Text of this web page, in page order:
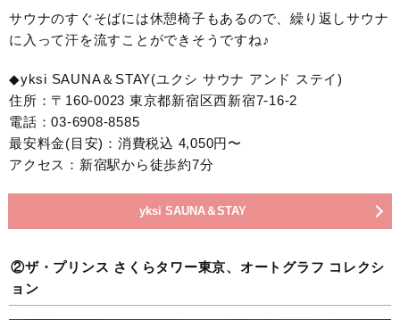
サウナのすぐそばには休憩椅子もあるので、繰り返しサウナ
に入って汗を流すことができそうですね♪
◆yksi SAUNA＆STAY(ユクシ サウナ アンド ステイ)
住所：〒160-0023 東京都新宿区西新宿7-16-2
電話：03-6908-8585
最安料金(目安)：消費税込 4,050円〜
アクセス：新宿駅から徒歩約7分
yksi SAUNA＆STAY
②ザ・プリンス さくらタワー東京、オートグラフ コレクシ
ョン